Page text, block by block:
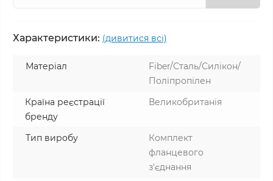
Характеристики: (дивитися всі)
Матеріал
Fiber/Сталь/Силікон/
Поліпропілен
Країна реєстрації
бренду
Великобританія
Тип виробу
Комплект
фланцевого
з'єднання